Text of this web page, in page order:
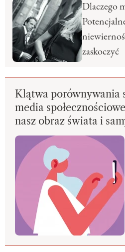
Dlaczego
zaskoczyć
Klątwa porównywania
media
nasz obraz świata i